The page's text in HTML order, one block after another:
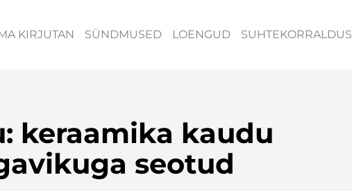
KIRJUTAN SÜNDMUSED LOENGUD SUHTEKORRALDUS
keraamika kaudu
seotud